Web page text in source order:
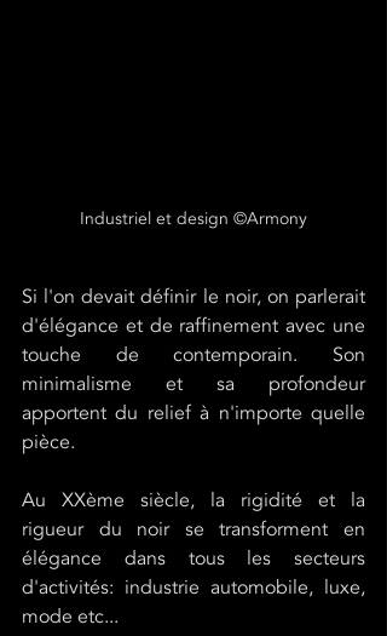
Industriel et design ©Armony
Si l'on devait définir le noir, on parlerait
d'élégance et de raffinement avec une
touche de contemporain. Son
minimalisme et sa profondeur
apportent du relief à n'importe quelle
pièce.
Au XXème siècle, la rigidité et la
rigueur du noir se transforment en
élégance dans tous les secteurs
d'activités: industrie automobile, luxe,
mode etc...